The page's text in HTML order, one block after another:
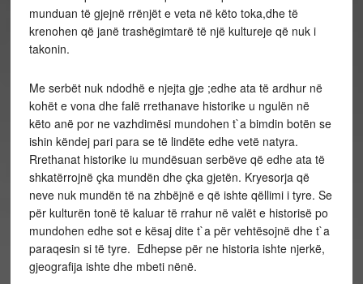
munduan të gjejnë rrënjët e veta në këto toka,dhe të
krenohen që janë trashëgimtarë të një kultureje që nuk i
takonin.
Me serbët nuk ndodhë e njejta gje ;edhe ata të ardhur në
kohët e vona dhe falë rrethanave historike u ngulën në
këto anë por ne vazhdimësi mundohen t`a bimdin botën se
ishin këndej pari para se të lindëte edhe vetë natyra.
Rrethanat historike iu mundësuan serbëve që edhe ata të
shkatërrojnë çka mundën dhe çka gjetën. Kryesorja që
neve nuk mundën të na zhbëjnë e që ishte qëllimi i tyre. Se
për kulturën tonë të kaluar të rrahur në valët e historisë po
mundohen edhe sot e kësaj dite t`a për vehtësojnë dhe t`a
paraqesin si të tyre. Edhepse për ne historia ishte njerkë,
gjeografija ishte dhe mbeti nënë.